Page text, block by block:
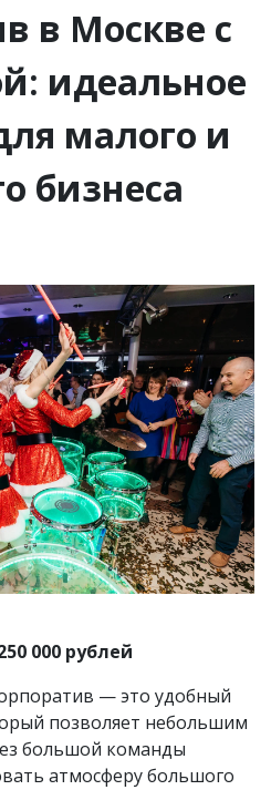
в Москве с
идеальное
малого и
бизнеса
000 рублей
— это удобный
позволяет небольшим
большой команды
атмосферу большого